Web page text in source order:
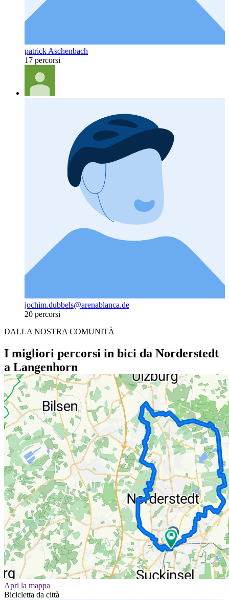
patrick Aschenbach
17 percorsi
jochim.dubbels@arenablanca.de
20 percorsi
DALLA NOSTRA COMUNITÀ
I migliori percorsi in bici da Norderstedt
a Langenhorn
Apri la mappa
Bicicletta da città